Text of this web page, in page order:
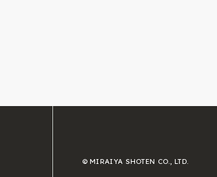
© MIRAIYA SHOTEN CO., LTD.